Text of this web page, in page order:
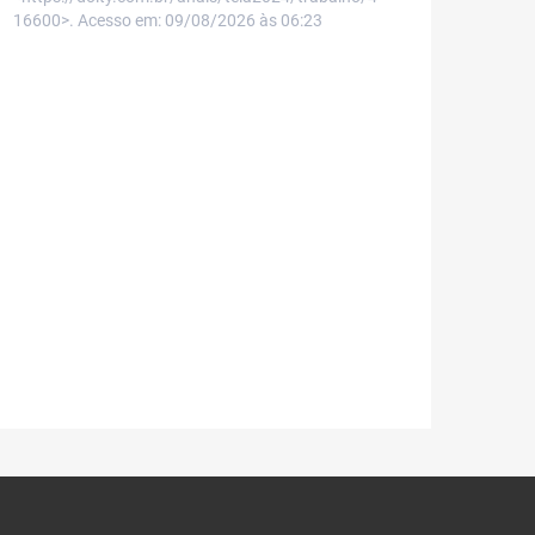
16600>. Acesso em: 09/08/2026 às 06:23